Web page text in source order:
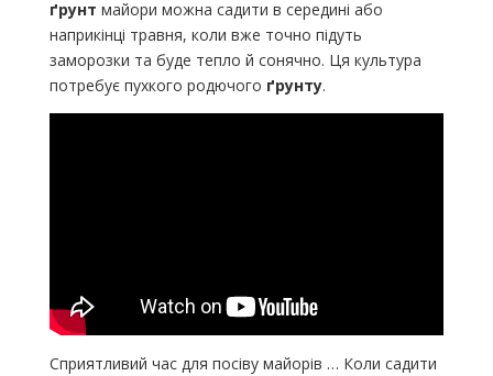
ґрунт майори можна садити в середині або
наприкінці травня, коли вже точно підуть
заморозки та буде тепло й сонячно. Ця культура
потребує пухкого родючого ґрунту.
Сприятливий час для посіву майорів … Коли садити